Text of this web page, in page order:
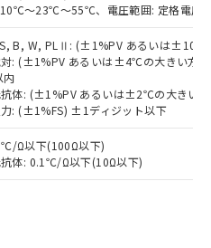
10℃～23℃～55℃、電圧範囲: 定格電圧
B, W, PLⅡ: (±1%PV あるいは±10℃
対: (±1%PV あるいは±4℃の大きい方
抗体: (±1%PV あるいは±2℃の大きい
力: (±1%FS) ±1ディジット以下
Ω以下(100Ω以下)
抗体: 0.1℃/Ω以下(10Ω以下)
登録されている必要が
サイト上で当社にご
リストについて、当社
同利用者が、当社の製
関するお客様との取
な範囲で利用すること
い。
用者とは、"個人情報
ウンロード
ダウンロードするこ
質）の非含有証明書
（当社基準）
します。
当社販売部門へお問
ません。
キャンセル